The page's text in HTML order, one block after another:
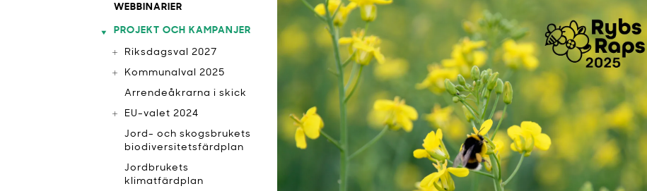
WEBBINARIER
PROJEKT OCH KAMPANJER
Riksdagsval 2027
Kommunalval 2025
Arrendeåkrarna i skick
EU-valet 2024
Jord- och skogsbrukets
biodiversitetsfärdplan
Jordbrukets
klimatfärdplan